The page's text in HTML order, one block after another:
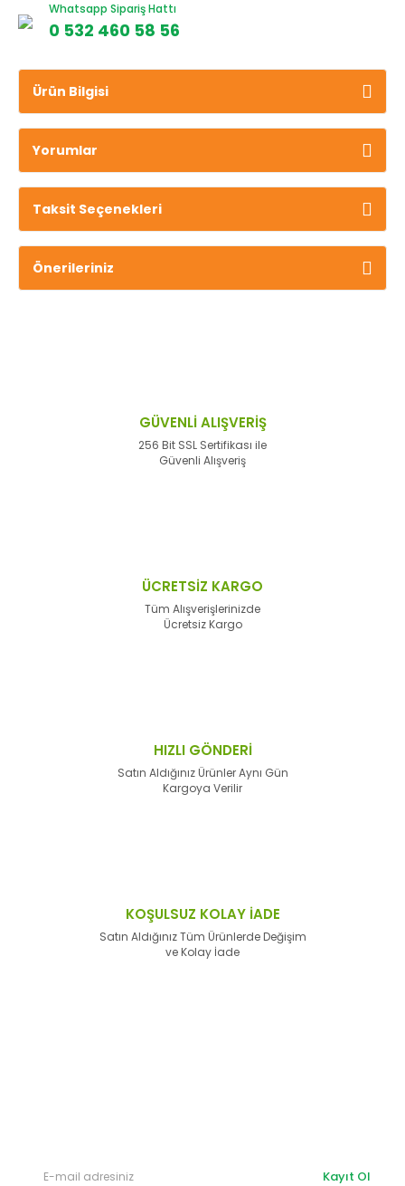
Whatsapp Sipariş Hattı
0 532 460 58 56
Ürün Bilgisi
Yorumlar
Taksit Seçenekleri
Önerileriniz
GÜVENLİ ALIŞVERİŞ
256 Bit SSL Sertifikası ile
Güvenli Alışveriş
ÜCRETSİZ KARGO
Tüm Alışverişlerinizde
Ücretsiz Kargo
HIZLI GÖNDERİ
Satın Aldığınız Ürünler Aynı Gün
Kargoya Verilir
KOŞULSUZ KOLAY İADE
Satın Aldığınız Tüm Ürünlerde Değişim
ve Kolay İade
Kayıt Ol